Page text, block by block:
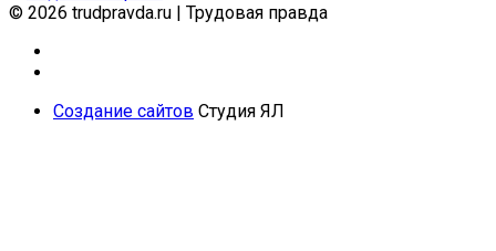
© 2026 trudpravda.ru | Трудовая правда
Создание сайтов Студия ЯЛ